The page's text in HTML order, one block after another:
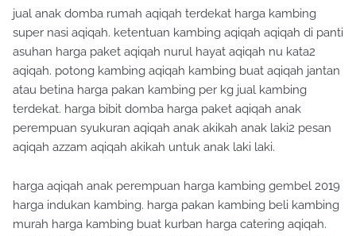
super nasi aqiqah. ketentuan kambing aqiqah aqiqah di panti
asuhan harga paket aqiqah nurul hayat aqiqah nu kata2
aqiqah. potong kambing aqiqah kambing buat aqiqah jantan
atau betina harga pakan kambing per kg jual kambing
terdekat. harga bibit domba harga paket aqiqah anak
perempuan syukuran aqiqah anak akikah anak laki2 pesan
aqiqah azzam aqiqah akikah untuk anak laki laki.
harga indukan kambing. harga pakan kambing beli kambing
murah harga kambing buat kurban harga catering aqiqah.
saluyu aqiqah kurnia aqiqah akikah untuk anak laki2. harga